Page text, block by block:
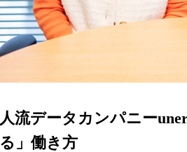
人流データカンパニー
る」働き方